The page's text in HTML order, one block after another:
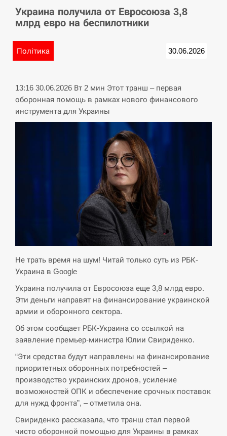
15:40
У Німеччині удар блискавки розділив навпіл
місто в Баварії
СЕРПЕНЬ
СЕРПЕНЬ
Іспанія попросила партнерів не критикувати
Марокко через міграційну кризу –…
РФ провела новий раунд таємних зустрічей з
Європою щодо війни…
Экс-послу в США Стефанишиной вручили новое
СЕРПЕНЬ
У Росії розгортається ракетний підрозділ КНДР –
Reuters
Поставки ракет для ПВО сократились втрое,
хотя у партнеров они…
СЕРПЕНЬ
14:10
збільшення потоку води до…
Украина получила от Евросоюза 3,8
млрд евро на беспилотники
Політика 30.06.2026
13:16 30.06.2026 Вт 2 мин Этот транш – первая
оборонная помощь в рамках нового финансового
инструмента для Украины
Не трать время на шум! Читай только суть из РБК-
Украина в Google
Украина получила от Евросоюза еще 3,8 млрд евро.
Эти деньги направят на финансирование украинской
армии и оборонного сектора.
Об этом сообщает РБК-Украина со ссылкой на
заявление премьер-министра Юлии Свириденко.
“Эти средства будут направлены на финансирование
приоритетных оборонных потребностей –
производство украинских дронов, усиление
возможностей ОПК и обеспечение срочных поставок
для нужд фронта”, – отметила она.
Свириденко рассказала, что транш стал первой
чисто оборонной помощью для Украины в рамках